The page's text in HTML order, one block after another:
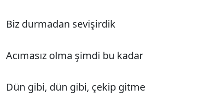
Biz durmadan sevişirdik
Acımasız olma şimdi bu kadar
Dün gibi, dün gibi, çekip gitme